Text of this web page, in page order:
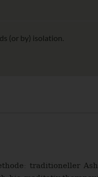
(or by) isolation.
traditioneller